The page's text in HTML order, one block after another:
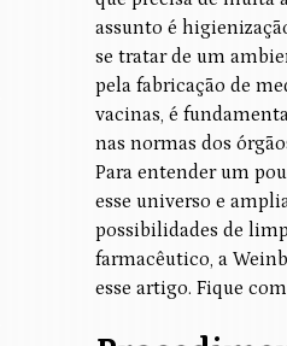
assunto é
se tratar de um
pela fabricação de
vacinas, é
nas normas dos
Para entender um
esse universo e
possibilidades de
farmacêutico, a
esse artigo. Fique